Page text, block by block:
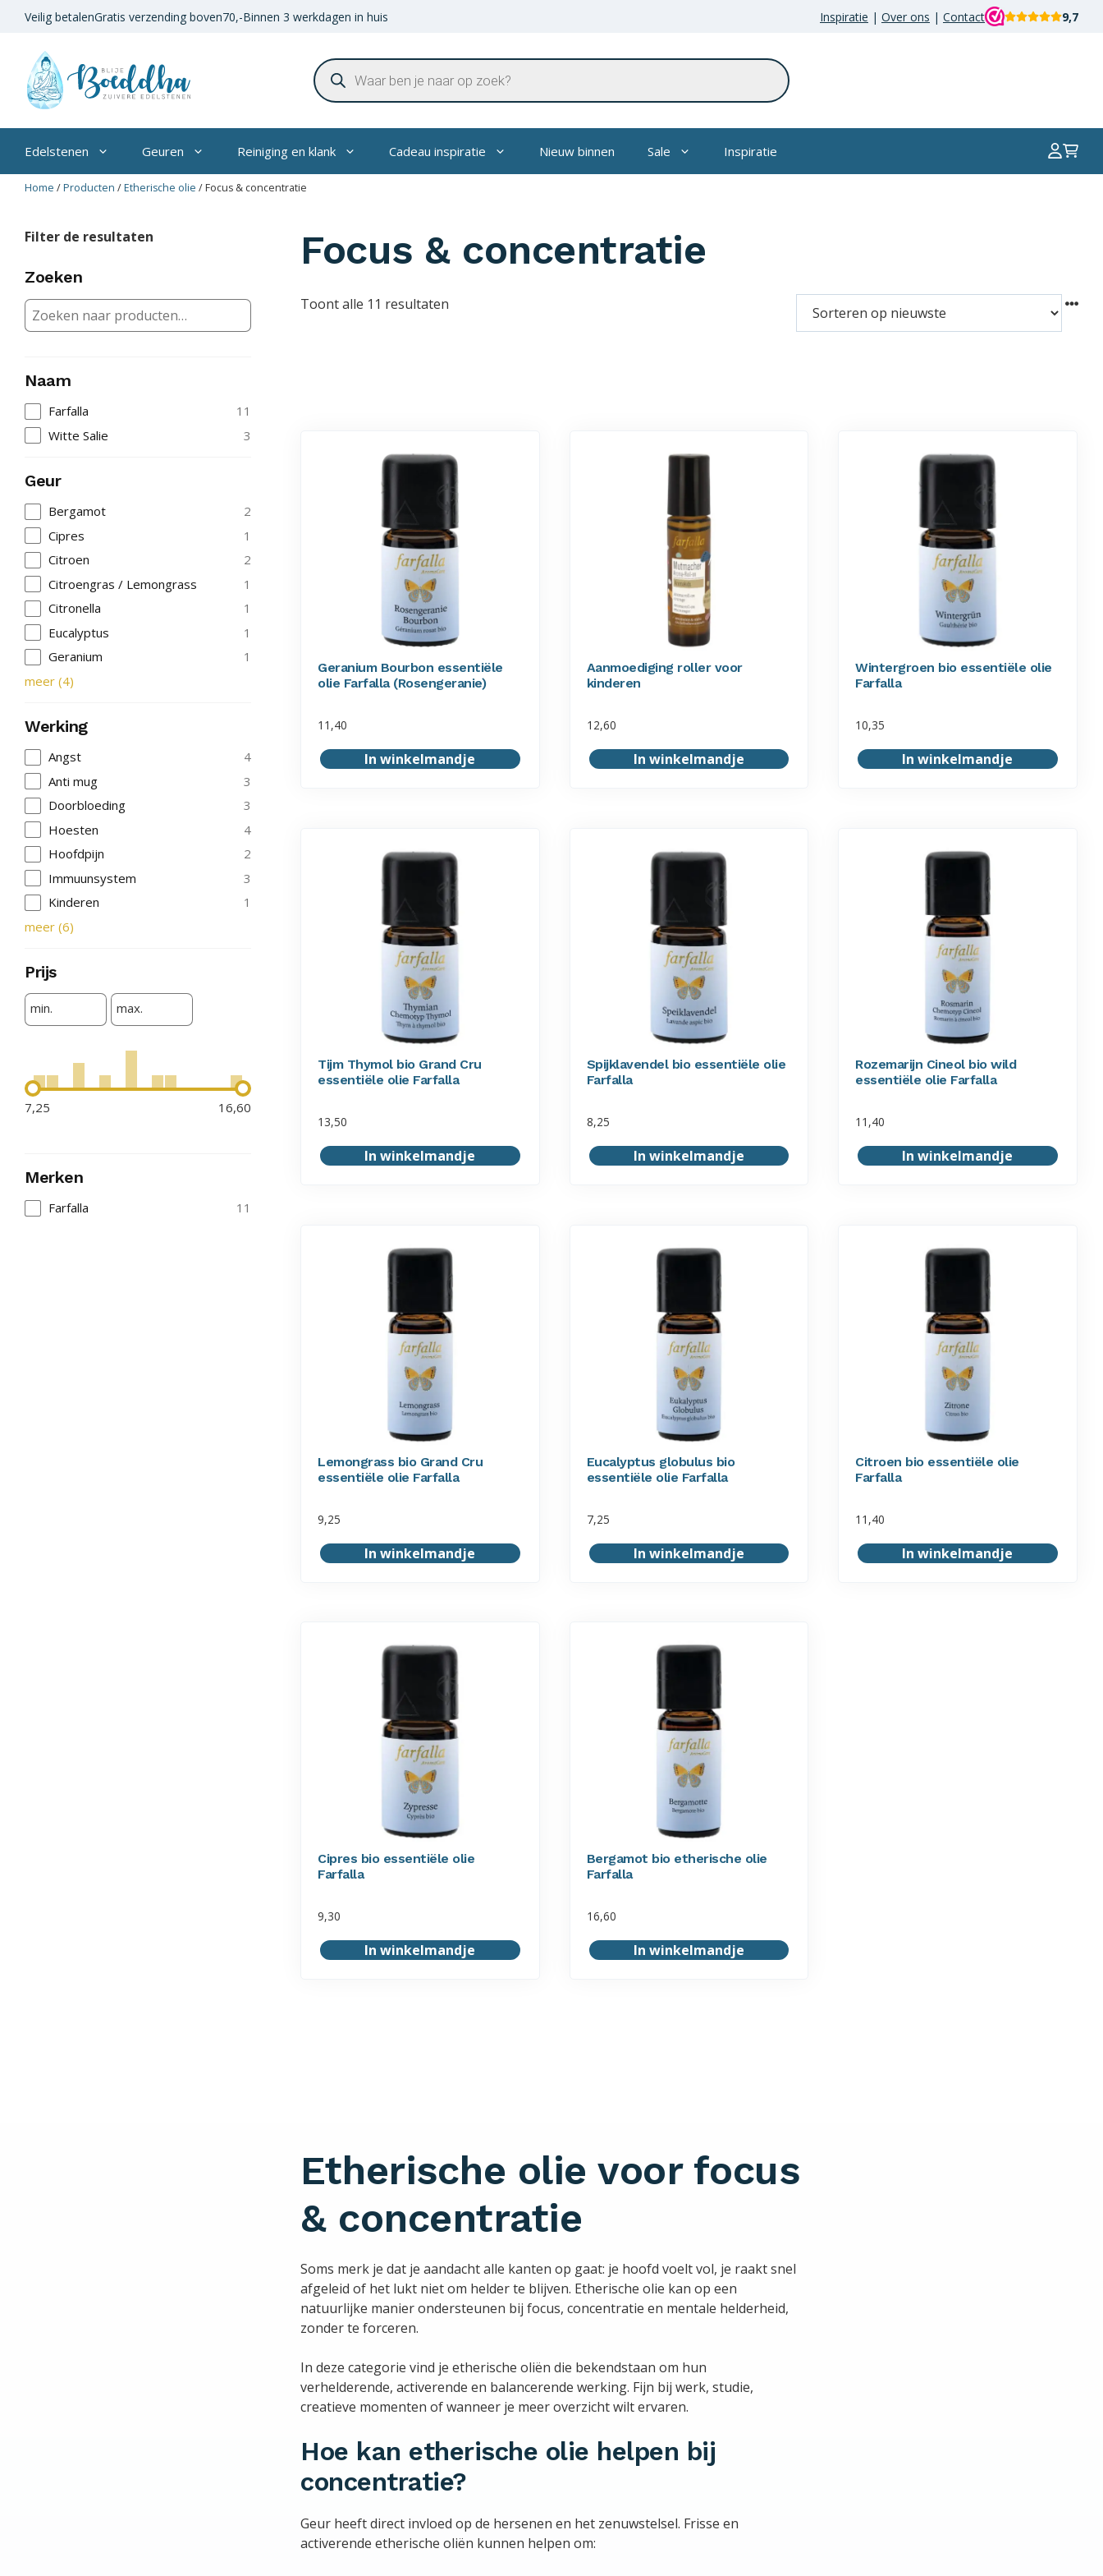
inhoud
Veilig betalenGratis verzending boven70,-Binnen 3 werkdagen in huis Inspiratie | Over ons | Contact 9,7
Producten
zoeken
Edelstenen Geuren Reiniging en klank Cadeau inspiratie Nieuw binnen Sale Inspiratie
Home /Producten /Etherische olie / Focus & concentratie
Filter de resultaten
Zoeken
Naam
Farfalla
11
Witte Salie
3
Geur
Bergamot
2
Cipres
1
Citroen
2
Citroengras / Lemongrass
1
Citronella
1
Eucalyptus
1
Geranium
1
meer (4)
Werking
Angst
4
Anti mug
3
Doorbloeding
3
Hoesten
4
Hoofdpijn
2
Immuunsystem
3
Kinderen
1
meer (6)
Prijs
min. max.
7,25 16,60
Merken
Farfalla 11
Focus & concentratie
Toont alle 11 resultaten
Geranium Bourbon essentiële
olie Farfalla (Rosengeranie)
11,40
In winkelmandje
Aanmoediging roller voor
kinderen
12,60
In winkelmandje
Wintergroen bio essentiële olie
Farfalla
10,35
In winkelmandje
Tijm Thymol bio Grand Cru
essentiële olie Farfalla
13,50
In winkelmandje
Spijklavendel bio essentiële olie
Farfalla
8,25
In winkelmandje
Rozemarijn Cineol bio wild
essentiële olie Farfalla
11,40
In winkelmandje
Lemongrass bio Grand Cru
essentiële olie Farfalla
9,25
In winkelmandje
Eucalyptus globulus bio
essentiële olie Farfalla
7,25
In winkelmandje
Citroen bio essentiële olie
Farfalla
11,40
In winkelmandje
Cipres bio essentiële olie
Farfalla
9,30
In winkelmandje
Bergamot bio etherische olie
Farfalla
16,60
In winkelmandje
Etherische olie voor focus
& concentratie
Soms merk je dat je aandacht alle kanten op gaat: je hoofd voelt vol, je raakt snel
afgeleid of het lukt niet om helder te blijven. Etherische olie kan op een
natuurlijke manier ondersteunen bij focus, concentratie en mentale helderheid,
zonder te forceren.
In deze categorie vind je etherische oliën die bekendstaan om hun
verhelderende, activerende en balancerende werking. Fijn bij werk, studie,
creatieve momenten of wanneer je meer overzicht wilt ervaren.
Hoe kan etherische olie helpen bij
concentratie?
Geur heeft direct invloed op de hersenen en het zenuwstelsel. Frisse en
activerende etherische oliën kunnen helpen om: